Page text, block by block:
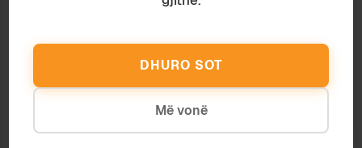
të besueshmërisë e vlefshmërisë (reliabilitetit
dhe validitetit) të provimit të shtetit, maturës
shtetërore dhe provimeve të lirimit në shkollat 9-
vjeçare. Megjithatë, të gjitha këto provime janë
faktorë për ecurinë apo demotivimin e karrierave
DHURO SOT
Më vonë